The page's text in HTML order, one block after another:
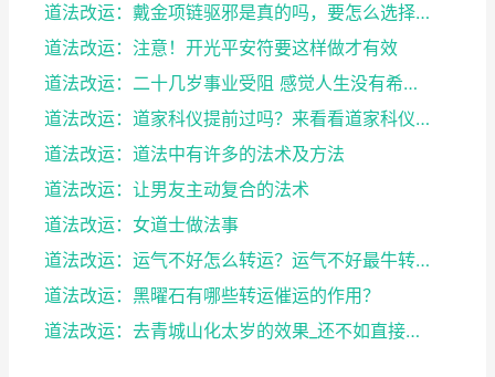
道法改运：戴金项链驱邪是真的吗，要怎么选择合适的项...
道法改运：注意！开光平安符要这样做才有效
道法改运：二十几岁事业受阻 感觉人生没有希望 教你...
道法改运：道家科仪提前过吗？来看看道家科仪的流程
道法改运：道法中有许多的法术及方法
道法改运：让男友主动复合的法术
道法改运：女道士做法事
道法改运：运气不好怎么转运？运气不好最牛转运方法
道法改运：黑曜石有哪些转运催运的作用？
道法改运：去青城山化太岁的效果_还不如直接做法事